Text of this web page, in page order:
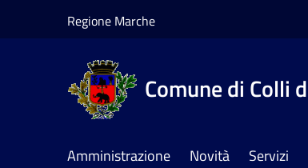
Regione Marche
Comune di Colli
Amministrazione Novità Servizi